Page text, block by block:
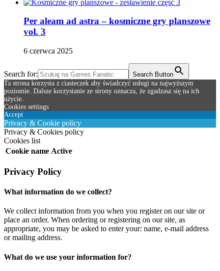
Per aleam ad astra – kosmiczne gry planszowe
vol. 3
6 czerwca 2025
Search for:
Search Button
Ta strona korzysta z ciasteczek aby świadczyć usługi na najwyższym
poziomie. Dalsze korzystanie ze strony oznacza, że zgadzasz się na ich
użycie.
Cookies settings
Accept
Privacy & Cookie policy
Privacy & Cookies policy
Cookies list
Cookie name Active
Privacy Policy
What information do we collect?
We collect information from you when you register on our site or
place an order. When ordering or registering on our site, as
appropriate, you may be asked to enter your: name, e-mail address
or mailing address.
What do we use your information for?